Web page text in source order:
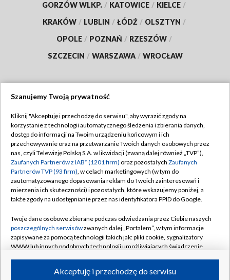
GORZÓW WLKP. / KATOWICE / KIELCE /
KRAKÓW / LUBLIN / ŁÓDŹ / OLSZTYN /
OPOLE / POZNAŃ / RZESZÓW /
SZCZECIN / WARSZAWA / WROCŁAW
TVP
Abonament TVP
Emisja w TVP
Centrum informacji TVP
Naziemna Telewizja Cyfrowa
Rada Programowa
System NOS
Informacje o nadawcy
Program dla prasy
Regulamin TVP
Polityka prywatności
Moje zgody
Pomoc
Kontakt
Kanały
Szanujemy Twoją prywatność
Kliknij "Akceptuję i przechodzę do serwisu", aby wyrazić zgody na
korzystanie z technologii automatycznego śledzenia i zbierania danych,
dostęp do informacji na Twoim urządzeniu końcowym i ich
przechowywanie oraz na przetwarzanie Twoich danych osobowych przez
nas, czyli Telewizję Polską S.A. w likwidacji (zwaną dalej również „TVP”),
Zaufanych Partnerów z IAB* (1201 firm) oraz pozostałych Zaufanych
Partnerów TVP (93 firm), w celach marketingowych (w tym do
zautomatyzowanego dopasowania reklam do Twoich zainteresowań i
mierzenia ich skuteczności) i pozostałych, które wskazujemy poniżej, a
także zgody na udostępnianie przez nas identyfikatora PPID do Google.
Twoje dane osobowe zbierane podczas odwiedzania przez Ciebie naszych
poszczególnych serwisówzwanych dalej „Portalem”, w tym informacje
zapisywane za pomocą technologii takich jak: pliki cookie, sygnalizatory
WWW lub innych podobnych technologii umożliwiających świadczenie
ruchu w Internecie.Akceptuję i przechodzę do serwisu